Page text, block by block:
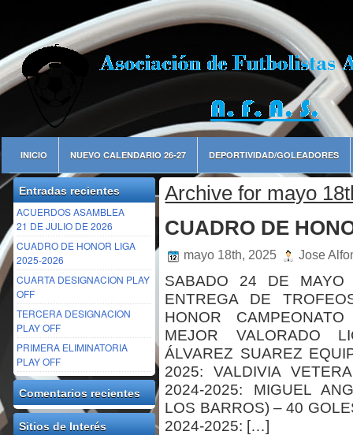
INICIO NUEVO CALENDARIO 26-27 DEPORTIVIDAD/GOLEADORES
Entradas recientes
ACUERDOS ASAMBLEA
21 DE JULIO DE 2026
CUADRO DE HONOR LIGA
2025-2026
CUARTA DESIGNACION PLAY
OFF
TERCERA DESIGNACION
PLAY OFF
PRIMERA ELIMINATORIA
PLAY OFF
Comentarios recientes
Sitios de Interés
Archive for mayo
CUADRO DE
mayo 18th, 2025 Jose
SABADO 24 DE
ENTREGA DE
HONOR
MEJOR VALORADO
ÁLVAREZ SUAREZ
2025: VALDIVIA
2024-2025: MIGUEL
LOS BARROS) – 40
2024-2025: […]